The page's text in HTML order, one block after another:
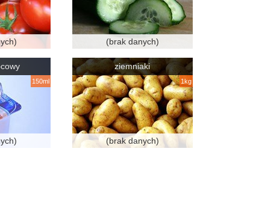
(brak danych)
150ml
ziemniaki
1kg
(brak danych)